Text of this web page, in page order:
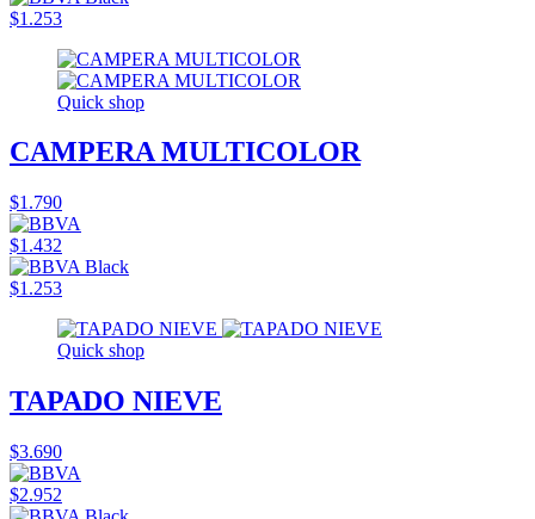
$1.253
Quick shop
CAMPERA MULTICOLOR
$1.790
$1.432
$1.253
Quick shop
TAPADO NIEVE
$3.690
$2.952